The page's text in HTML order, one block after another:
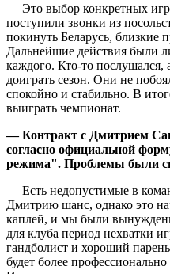
— Это выбор конкретных
поступили звонки из
покинуть Беларусь, близкие
Дальнейшие действия были
каждого. Кто-то послушался,
доиграть сезон. Они не
спокойно и стабильно. В
выиграть чемпионат.
— Контракт с Дмитрием
согласно официальной
режима". Проблемы были
— Есть недопустимые в
Дмитрию шанс, однако это
каплей, и мы были
для клуба период нехватки
гандболист и хороший
будет более